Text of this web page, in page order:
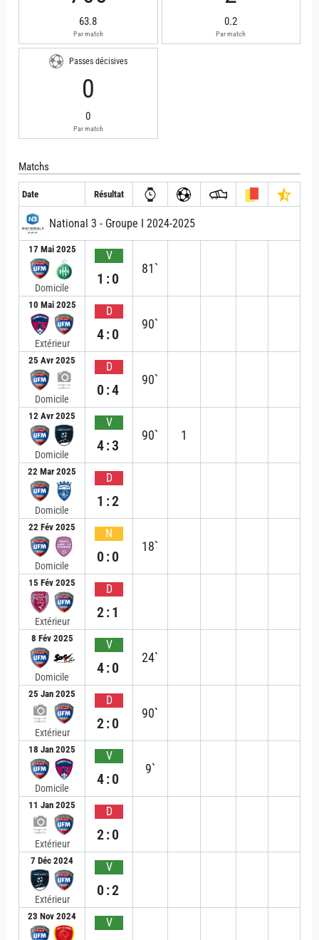
63.8
Par match
0.2
Par match
Passes décisives
0
0
Par match
Matchs
Date Résultat
National 3 - Groupe I 2024-2025
17 Mai 2025
Domicile
V
1:0
81`
10 Mai 2025
Extérieur
D
4:0
90`
25 Avr 2025
Domicile
D
0:4
90`
12 Avr 2025
Domicile
V
4:3
90` 1
22 Mar 2025
Domicile
D
1:2
22 Fév 2025
Domicile
N
0:0
18`
15 Fév 2025
Extérieur
D
2:1
8 Fév 2025
Domicile
V
4:0
24`
25 Jan 2025
Extérieur
D
2:0
90`
18 Jan 2025
Domicile
V
4:0
9`
11 Jan 2025
Extérieur
D
2:0
7 Déc 2024
Extérieur
V
0:2
23 Nov 2024 V